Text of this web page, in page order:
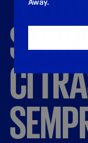
CI
Away.